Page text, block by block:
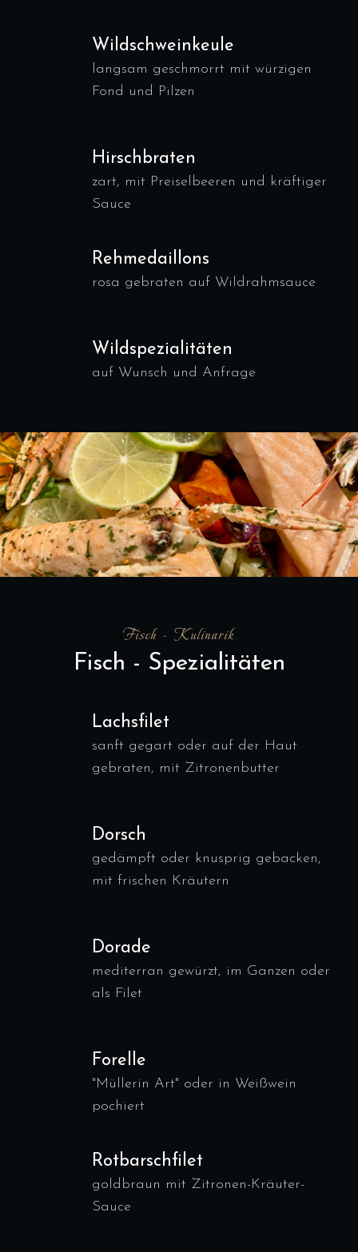
Wildschweinkeule
langsam geschmorrt mit würzigen
Fond und Pilzen
Hirschbraten
zart, mit Preiselbeeren und kräftiger
Sauce
Rehmedaillons
rosa gebraten auf Wildrahmsauce
Wildspezialitäten
auf Wunsch und Anfrage
Fisch - Kulinarik
Fisch - Spezialitäten
Lachsfilet
sanft gegart oder auf der Haut
gebraten, mit Zitronenbutter
Dorsch
gedämpft oder knusprig gebacken,
mit frischen Kräutern
Dorade
mediterran gewürzt, im Ganzen oder
als Filet
Forelle
"Müllerin Art" oder in Weißwein
pochiert
Rotbarschfilet
goldbraun mit Zitronen-Kräuter-
Sauce